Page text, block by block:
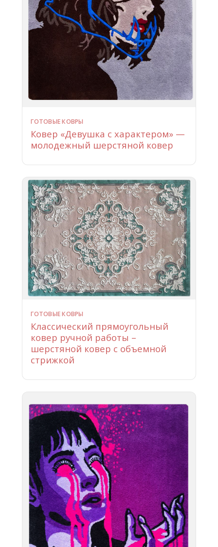
ГОТОВЫЕ КОВРЫ
Ковер «Девушка с характером» —
молодежный шерстяной ковер
ГОТОВЫЕ КОВРЫ
Классический прямоугольный
ковер ручной работы –
шерстяной ковер с объемной
стрижкой